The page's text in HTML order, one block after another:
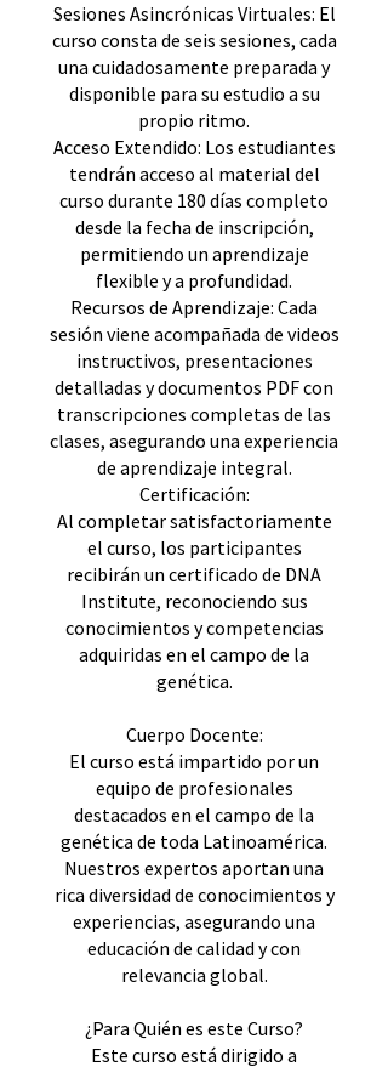
Sesiones Asincrónicas Virtuales: El
curso consta de seis sesiones, cada
una cuidadosamente preparada y
disponible para su estudio a su
propio ritmo.
Acceso Extendido: Los estudiantes
tendrán acceso al material del
curso durante 180 días completo
desde la fecha de inscripción,
permitiendo un aprendizaje
flexible y a profundidad.
Recursos de Aprendizaje: Cada
sesión viene acompañada de videos
instructivos, presentaciones
detalladas y documentos PDF con
transcripciones completas de las
clases, asegurando una experiencia
de aprendizaje integral.
Certificación:
Al completar satisfactoriamente
el curso, los participantes
recibirán un certificado de DNA
Institute, reconociendo sus
conocimientos y competencias
adquiridas en el campo de la
genética.
Cuerpo Docente:
El curso está impartido por un
equipo de profesionales
destacados en el campo de la
genética de toda Latinoamérica.
Nuestros expertos aportan una
rica diversidad de conocimientos y
experiencias, asegurando una
educación de calidad y con
relevancia global.
¿Para Quién es este Curso?
Este curso está dirigido a